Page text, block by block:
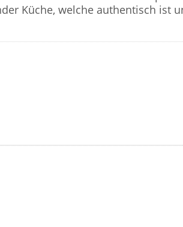
Küche, welche authentisch ist